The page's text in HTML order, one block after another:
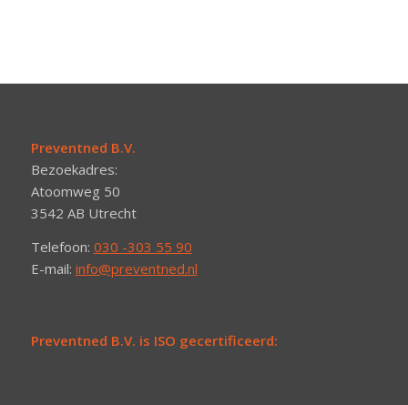
Preventned B.V.
Bezoekadres:
Atoomweg 50
3542 AB Utrecht
Telefoon: 030 -303 55 90
E-mail: info@preventned.nl
Preventned B.V. is ISO gecertificeerd: